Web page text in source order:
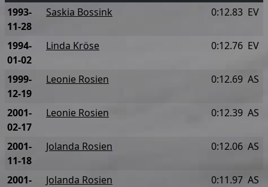
1993-
11-28
Saskia Bossink 0:12.83 EV
1994-
01-02
Linda Kröse 0:12.76 EV
1999-
12-19
Leonie Rosien 0:12.69 AS
2001-
02-17
Leonie Rosien 0:12.39 AS
2001-
11-18
Jolanda Rosien 0:12.06 AS
2001-
Jolanda Rosien 0:11.97 AS